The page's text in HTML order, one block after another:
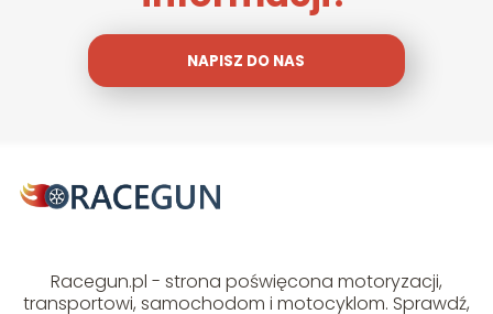
NAPISZ DO NAS
Racegun.pl - strona poświęcona motoryzacji,
transportowi, samochodom i motocyklom. Sprawdź,